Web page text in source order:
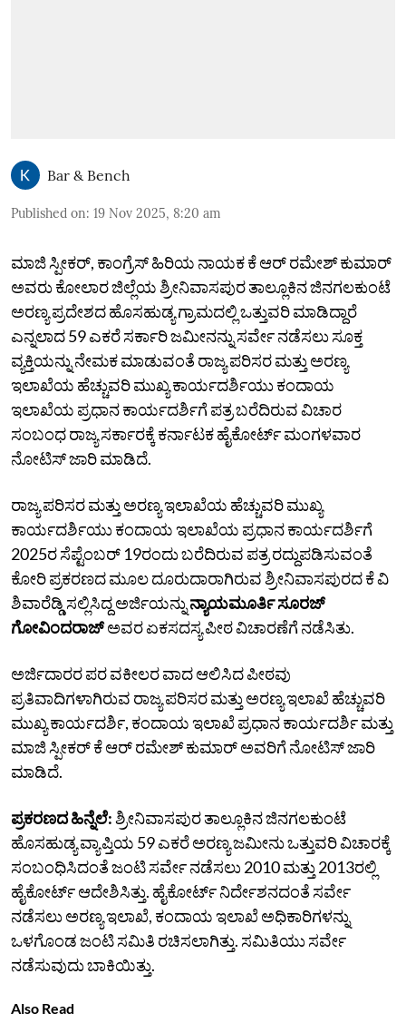
Bar & Bench
Published on: 19 Nov 2025, 8:20 am
ಮಾಜಿ ಸ್ಪೀಕರ್‌, ಕಾಂಗ್ರೆಸ್‌ ಹಿರಿಯ ನಾಯಕ ಕೆ ಆರ್ ರಮೇಶ್‌ ಕುಮಾರ್‌
ಅವರು ಕೋಲಾರ ಜಿಲ್ಲೆಯ ಶ್ರೀನಿವಾಸಪುರ ತಾಲ್ಲೂಕಿನ ಜಿನಗಲಕುಂಟೆ
ಅರಣ್ಯ ಪ್ರದೇಶದ ಹೊಸಹುಡ್ಯ ಗ್ರಾಮದಲ್ಲಿ ಒತ್ತುವರಿ ಮಾಡಿದ್ದಾರೆ
ಎನ್ನಲಾದ 59 ಎಕರೆ ಸರ್ಕಾರಿ ಜಮೀನನ್ನು ಸರ್ವೇ ನಡೆಸಲು ಸೂಕ್ತ
ವ್ಯಕ್ತಿಯನ್ನು ನೇಮಕ ಮಾಡುವಂತೆ ರಾಜ್ಯ ಪರಿಸರ ಮತ್ತು ಅರಣ್ಯ
ಇಲಾಖೆಯ ಹೆಚ್ಚುವರಿ ಮುಖ್ಯ ಕಾರ್ಯದರ್ಶಿಯು ಕಂದಾಯ
ಇಲಾಖೆಯ ಪ್ರಧಾನ ಕಾರ್ಯದರ್ಶಿಗೆ ಪತ್ರ ಬರೆದಿರುವ ವಿಚಾರ
ಸಂಬಂಧ ರಾಜ್ಯ ಸರ್ಕಾರಕ್ಕೆ ಕರ್ನಾಟಕ ಹೈಕೋರ್ಟ್ ಮಂಗಳವಾರ
ನೋಟಿಸ್‌ ಜಾರಿ ಮಾಡಿದೆ.
ರಾಜ್ಯ ಪರಿಸರ ಮತ್ತು ಅರಣ್ಯ ಇಲಾಖೆಯ ಹೆಚ್ಚುವರಿ ಮುಖ್ಯ
ಕಾರ್ಯದರ್ಶಿಯು ಕಂದಾಯ ಇಲಾಖೆಯ ಪ್ರಧಾನ ಕಾರ್ಯದರ್ಶಿಗೆ
2025ರ ಸೆಪ್ಟೆಂಬರ್‌ 19ರಂದು ಬರೆದಿರುವ ಪತ್ರ ರದ್ದುಪಡಿಸುವಂತೆ
ಕೋರಿ ಪ್ರಕರಣದ ಮೂಲ ದೂರುದಾರಾಗಿರುವ ಶ್ರೀನಿವಾಸಪುರದ ಕೆ ವಿ
ಶಿವಾರೆಡ್ಡಿ ಸಲ್ಲಿಸಿದ್ದ ಅರ್ಜಿಯನ್ನುನ್ಯಾಯಮೂರ್ತಿ ಸೂರಜ್‌
ಗೋವಿಂದರಾಜ್‌ಅವರ ಏಕಸದಸ್ಯ ಪೀಠ ವಿಚಾರಣೆಗೆ ನಡೆಸಿತು.
ಅರ್ಜಿದಾರರ ಪರ ವಕೀಲರ ವಾದ ಆಲಿಸಿದ ಪೀಠವು
ಪ್ರತಿವಾದಿಗಳಾಗಿರುವ ರಾಜ್ಯ ಪರಿಸರ ಮತ್ತು ಅರಣ್ಯ ಇಲಾಖೆ ಹೆಚ್ಚುವರಿ
ಮುಖ್ಯ ಕಾರ್ಯದರ್ಶಿ, ಕಂದಾಯ ಇಲಾಖೆ ಪ್ರಧಾನ ಕಾರ್ಯದರ್ಶಿ ಮತ್ತು
ಮಾಜಿ ಸ್ಪೀಕರ್‌ ಕೆ ಆರ್‌ ರಮೇಶ್‌ ಕುಮಾರ್‌ ಅವರಿಗೆ ನೋಟಿಸ್‌ ಜಾರಿ
ಮಾಡಿದೆ.
ಪ್ರಕರಣದ ಹಿನ್ನೆಲೆ:ಶ್ರೀನಿವಾಸಪುರ ತಾಲ್ಲೂಕಿನ ಜಿನಗಲಕುಂಟೆ
ಹೊಸಹುಡ್ಯ ವ್ಯಾಪ್ತಿಯ 59 ಎಕರೆ ಅರಣ್ಯ ಜಮೀನು ಒತ್ತುವರಿ ವಿಚಾರಕ್ಕೆ
ಸಂಬಂಧಿಸಿದಂತೆ ಜಂಟಿ ಸರ್ವೇ ನಡೆಸಲು 2010 ಮತ್ತು 2013ರಲ್ಲಿ
ಹೈಕೋರ್ಟ್ ಆದೇಶಿಸಿತ್ತು. ಹೈಕೋರ್ಟ್‌ ನಿರ್ದೇಶನದಂತೆ ಸರ್ವೇ
ನಡೆಸಲು ಅರಣ್ಯ ಇಲಾಖೆ, ಕಂದಾಯ ಇಲಾಖೆ ಅಧಿಕಾರಿಗಳನ್ನು
ಒಳಗೊಂಡ ಜಂಟಿ ಸಮಿತಿ ರಚಿಸಲಾಗಿತ್ತು. ಸಮಿತಿಯು ಸರ್ವೇ
ನಡೆಸುವುದು ಬಾಕಿಯಿತ್ತು.
Also Read